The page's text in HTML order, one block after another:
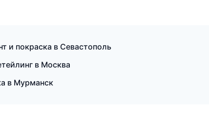
и покраска в Севастополь
в Москва
в Мурманск